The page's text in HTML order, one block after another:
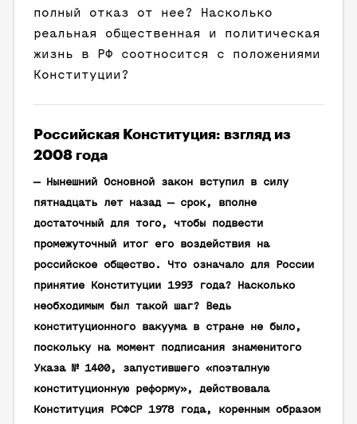
полный отказ от нее? Насколько
реальная общественная и политическая
жизнь в РФ соотносится с положениями
Конституции?
Российская Конституция: взгляд из
2008 года
— Нынешний Основной закон вступил в силу
пятнадцать лет назад — срок, вполне
достаточный для того, чтобы подвести
промежуточный итог его воздействия на
российское общество. Что означало для России
принятие Конституции 1993 года? Насколько
необходимым был такой шаг? Ведь
конституционного вакуума в стране не было,
поскольку на момент подписания знаменитого
Указа № 1400, запустившего «поэтапную
конституционную реформу», действовала
Конституция РСФСР 1978 года, коренным образом